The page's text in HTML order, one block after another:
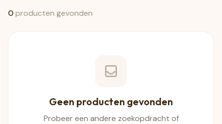
0producten gevonden
Geen producten gevonden
Probeer een andere zoekopdracht of